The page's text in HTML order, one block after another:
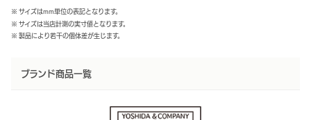
※ サイズはmm単位の表記となります。
※ サイズは当店計測の実寸値となります。
※ 製品により若干の個体差が生じます。
ブランド商品一覧